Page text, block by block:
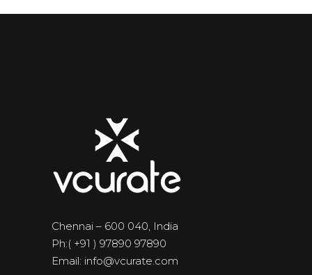
Chennai – 600 040, India
Ph:( +91 ) 97890 97890
Email: info@vcurate.com